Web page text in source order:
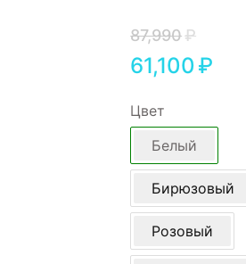
87,990₽
61,100₽
Цвет
Белый
Бирюзовый
Розовый